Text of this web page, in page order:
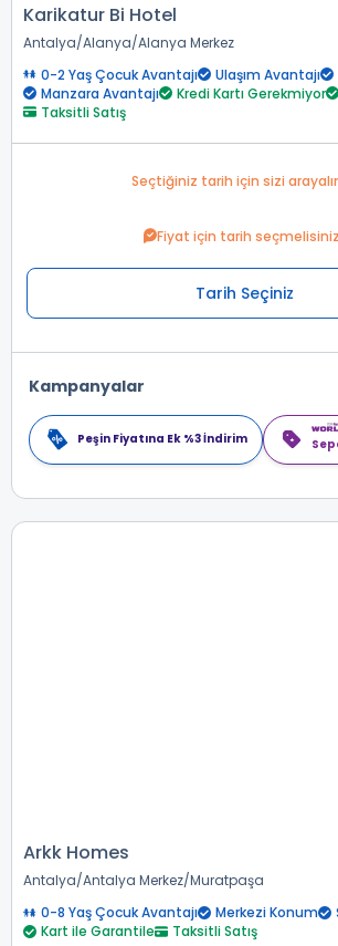
Karikatur Bi Hotel
Antalya Alanya Alanya Merkez
0-2 Yaş Çocuk Avantajı
Ulaşım Avantajı
Manzara Avantajı
Kredi Kartı Gerekmiyor
Taksitli Satış
Seçtiğiniz tarih için sizi
Fiyat için tarih seçmelisiniz
Tarih Seçiniz
Kampanyalar
Peşin Fiyatına Ek %3 İndirim
Arkk Homes
Antalya Antalya Merkez Muratpaşa
0-8 Yaş Çocuk Avantajı
Merkezi Konum
Kart ile Garantile
Taksitli Satış